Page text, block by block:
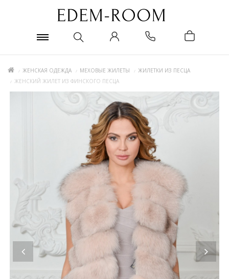
ЖЕНСКАЯ ОДЕЖДА МЕХОВЫЕ ЖИЛЕТЫ
ЖИЛЕТКИ ИЗ ПЕСЦА
ЖЕНСКИЙ ЖИЛЕТ ИЗ ФИНСКОГО ПЕСЦА